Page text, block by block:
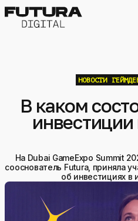
НОВОСТИ
В каком
На Dubai GameExpo Summit
сооснователь Futura, приняла
об инвестициях в